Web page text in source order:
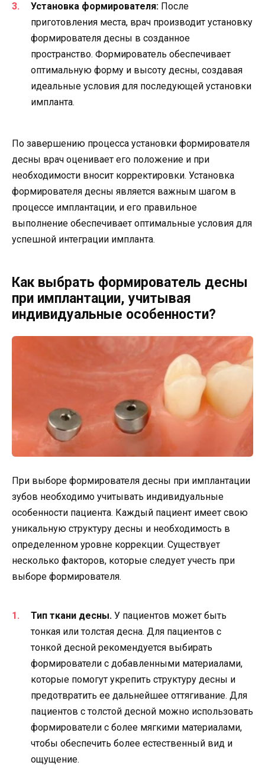
Установка формирователя: После
приготовления места, врач производит установку
формирователя десны в созданное
пространство. Формирователь обеспечивает
оптимальную форму и высоту десны, создавая
идеальные условия для последующей установки
импланта.
По завершению процесса установки формирователя
десны врач оценивает его положение и при
необходимости вносит корректировки. Установка
формирователя десны является важным шагом в
процессе имплантации, и его правильное
выполнение обеспечивает оптимальные условия для
успешной интеграции импланта.
Как выбрать формирователь десны
при имплантации, учитывая
индивидуальные особенности?
При выборе формирователя десны при имплантации
зубов необходимо учитывать индивидуальные
особенности пациента. Каждый пациент имеет свою
уникальную структуру десны и необходимость в
определенном уровне коррекции. Существует
несколько факторов, которые следует учесть при
выборе формирователя.
Тип ткани десны. У пациентов может быть
тонкая или толстая десна. Для пациентов с
тонкой десной рекомендуется выбирать
формирователи с добавленными материалами,
которые помогут укрепить структуру десны и
предотвратить ее дальнейшее оттягивание. Для
пациентов с толстой десной можно использовать
формирователи с более мягкими материалами,
чтобы обеспечить более естественный вид и
ощущение.